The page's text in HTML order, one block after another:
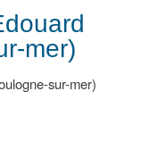
mer)
sur-mer)